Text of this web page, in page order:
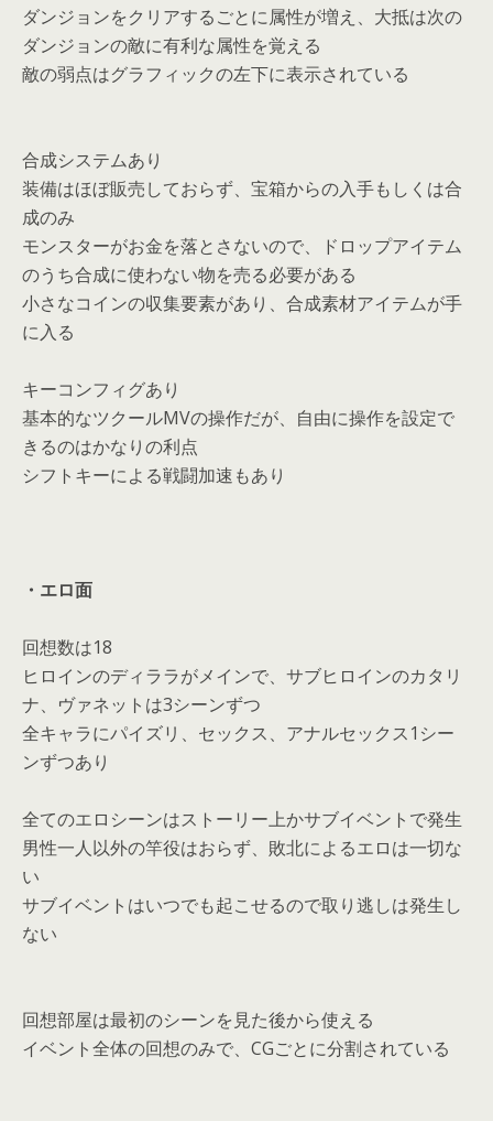
ダンジョンをクリアするごとに属性が増え、大抵は次の
ダンジョンの敵に有利な属性を覚える
敵の弱点はグラフィックの左下に表示されている
合成システムあり
装備はほぼ販売しておらず、宝箱からの入手もしくは合
成のみ
モンスターがお金を落とさないので、ドロップアイテム
のうち合成に使わない物を売る必要がある
小さなコインの収集要素があり、合成素材アイテムが手
に入る
キーコンフィグあり
基本的なツクールMVの操作だが、自由に操作を設定で
きるのはかなりの利点
シフトキーによる戦闘加速もあり
・エロ面
回想数は18
ヒロインのディララがメインで、サブヒロインのカタリ
ナ、ヴァネットは3シーンずつ
全キャラにパイズリ、セックス、アナルセックス1シー
ンずつあり
全てのエロシーンはストーリー上かサブイベントで発生
男性一人以外の竿役はおらず、敗北によるエロは一切な
い
サブイベントはいつでも起こせるので取り逃しは発生し
ない
回想部屋は最初のシーンを見た後から使える
イベント全体の回想のみで、CGごとに分割されている